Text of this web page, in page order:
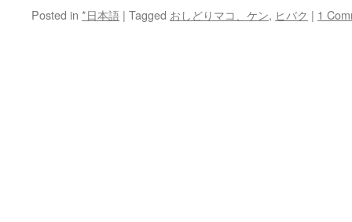
Posted in *日本語 | Tagged おしどりマコ、ケン, ヒバク | 1